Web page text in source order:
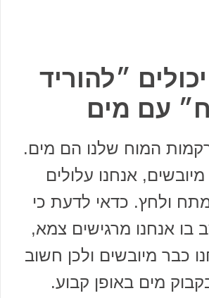
״להוריד
עם מים
מרקמות המוח שלנו הם מים.
אנחנו עלולים
ולחץ. כדאי לדעת כי
בו אנחנו מרגישים צמא,
כבר מיובשים ולכן חשוב
מים באופן קבוע.